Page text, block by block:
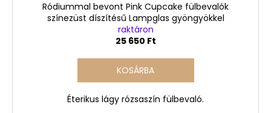
Ródiummal bevont Pink Cupcake fülbevalók
színezüst díszítésű Lampglas gyöngyökkel
raktáron
25 650 Ft
KOSÁRBA
Éterikus lágy rózsaszín fülbevaló.